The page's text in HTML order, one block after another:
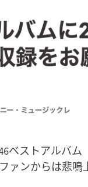
ベストアルバ
ンからは悲鳴